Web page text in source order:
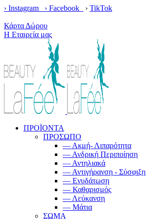
› Instagram › Facebook › TikTok
Κάρτα Δώρου
Η Εταιρεία μας
ΠΡΟΪΟΝΤΑ
ΠΡΟΣΩΠΟ
— Ακμή- Λιπαρότητα
— Ανδρική Περιποίηση
— Αντηλιακά
— Αντιγήρανση - Σύσφιξη
— Ενυδάτωση
— Καθαρισμός
— Λεύκανση
— Μάτια
ΣΩΜΑ